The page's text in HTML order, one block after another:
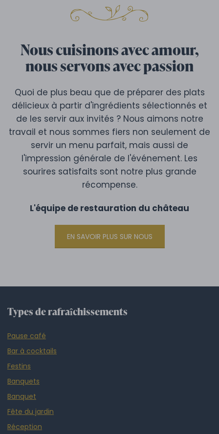
Nous cuisinons avec amour,
nous servons avec passion
Quoi de plus beau que de préparer des plats
délicieux à partir d'ingrédients sélectionnés et
de les servir aux invités ? Nous aimons notre
travail et nous sommes fiers non seulement de
servir un menu parfait, mais aussi de
l'impression générale de l'événement. Les
sourires satisfaits sont notre plus grande
récompense.
L'équipe de restauration du château
EN SAVOIR PLUS SUR NOUS
Types de rafraîchissements
Pause café
Bar à cocktails
Festins
Banquets
Banquet
Fête du jardin
Réception